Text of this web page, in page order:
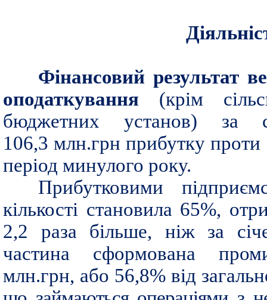
Фінансовий результат
оподаткування (крім
бюджетних установ) за
106,3 млн.грн прибутку проти
період минулого року.
Прибутковими
кількості становила 65%,
2,2 раза більше, ніж за
частина сформована
млн.грн, або 56,8% від